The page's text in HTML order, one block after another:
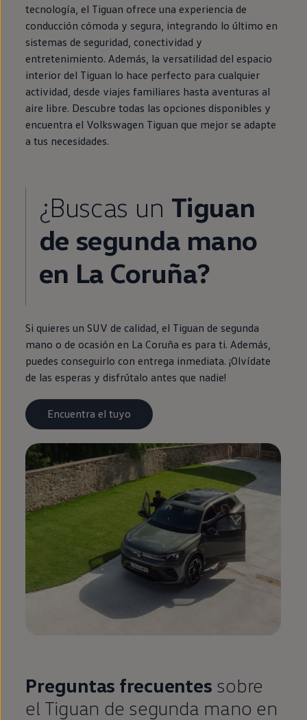
tecnología, el Tiguan ofrece una experiencia de
conducción cómoda y segura, integrando lo último en
sistemas de seguridad, conectividad y
entretenimiento. Además, la versatilidad del espacio
interior del Tiguan lo hace perfecto para cualquier
actividad, desde viajes familiares hasta aventuras al
aire libre. Descubre todas las opciones disponibles y
encuentra el Volkswagen Tiguan que mejor se adapte
a tus necesidades.
¿Buscas un Tiguan
de segunda mano
en La Coruña?
Si quieres un SUV de calidad, el Tiguan de segunda
mano o de ocasión en La Coruña es para ti. Además,
puedes conseguirlo con entrega inmediata. ¡Olvídate
de las esperas y disfrútalo antes que nadie!
Encuentra el tuyo
Preguntas frecuentes sobre
el Tiguan de segunda mano en